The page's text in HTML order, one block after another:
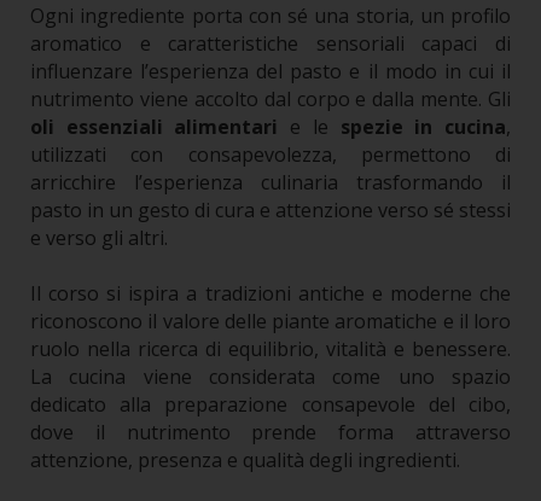
Ogni ingrediente porta con sé una storia, un profilo
aromatico e caratteristiche sensoriali capaci di
influenzare l’esperienza del pasto e il modo in cui il
nutrimento viene accolto dal corpo e dalla mente. Gli
oli essenziali alimentari e le spezie in cucina,
utilizzati con consapevolezza, permettono di
arricchire l’esperienza culinaria trasformando il
pasto in un gesto di cura e attenzione verso sé stessi
e verso gli altri.
Il corso si ispira a tradizioni antiche e moderne che
riconoscono il valore delle piante aromatiche e il loro
ruolo nella ricerca di equilibrio, vitalità e benessere.
La cucina viene considerata come uno spazio
dedicato alla preparazione consapevole del cibo,
dove il nutrimento prende forma attraverso
attenzione, presenza e qualità degli ingredienti.